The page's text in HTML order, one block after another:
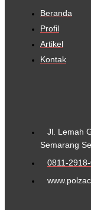
Beranda
Profil
Artikel
Kontak
Jl. Lemah
Semarang
0811-